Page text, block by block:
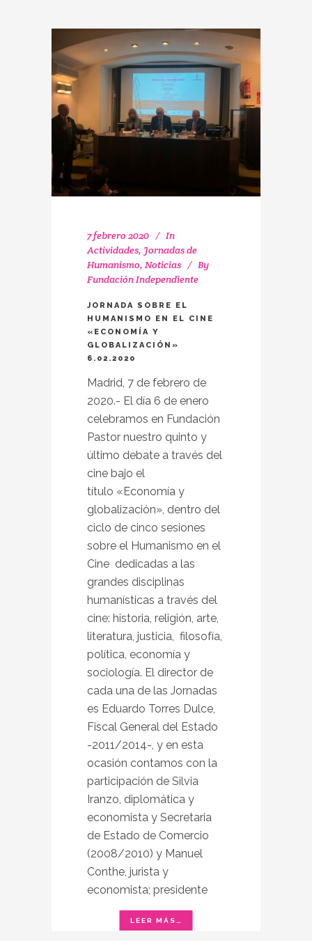
7 febrero 2020
In
Actividades, Jornadas de
Humanismo, Noticias
By
Fundación Independiente
JORNADA SOBRE EL
HUMANISMO EN EL CINE
«ECONOMÍA Y
GLOBALIZACIÓN»
6.02.2020
Madrid, 7 de febrero de
2020.- El día 6 de enero
celebramos en Fundación
Pastor nuestro quinto y
último debate a través del
cine bajo el
título «Economía y
globalización», dentro del
ciclo de cinco sesiones
sobre el Humanismo en el
Cine dedicadas a las
grandes disciplinas
humanísticas a través del
cine: historia, religión, arte,
literatura, justicia, filosofía,
política, economía y
sociología. El director de
cada una de las Jornadas
es Eduardo Torres Dulce,
Fiscal General del Estado
-2011/2014-, y en esta
ocasión contamos con la
participación de Silvia
Iranzo, diplomática y
economista y Secretaria
de Estado de Comercio
(2008/2010) y Manuel
Conthe, jurista y
economista; presidente